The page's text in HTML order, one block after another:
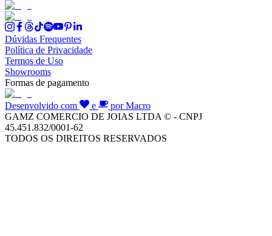
Dúvidas Frequentes
Política de Privacidade
Termos de Uso
Showrooms
Formas de pagamento
Desenvolvido com e
por Macro
GAMZ COMERCIO DE JOIAS LTDA © - CNPJ
45.451.832/0001-62
TODOS OS DIREITOS RESERVADOS